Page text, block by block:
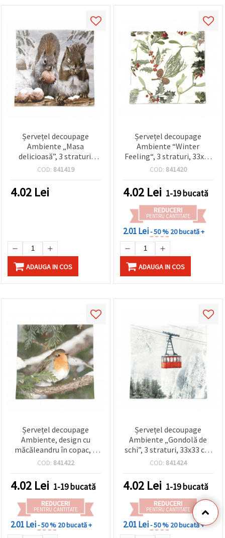
Șervețel decoupage
Ambiente „Masa
delicioasă”, 3 straturi,
33x33 cm, 1 bucată
COD: 841419
4.02 Lei
ADAUGA IN COS
Șervețel decoupage
Ambiente “Winter
Feeling“, 3 straturi, 33x33
cm - 1 bucată
COD: 841420
4.02 Lei 1-19 bucată
REDUCERI
PENTRU CANTITATE
2.01 Lei- 50 % 20 bucată +
ADAUGA IN COS
Șervețel decoupage
Ambiente, design cu
măcăleandru în copac, 3
straturi, 33x33 cm - 1
COD: 841422
4.02 Lei 1-19 bucată
REDUCERI
PENTRU CANTITATE
2.01 Lei- 50 % 20 bucată +
Șervețel decoupage
Ambiente „Gondolă de
schi”, 3 straturi, 33x33 cm
- 1 bucată
COD: 841424
4.02 Lei 1-19 bucată
REDUCERI
PENTRU CANTITATE
2.01 Lei- 50 % 20 bucată +